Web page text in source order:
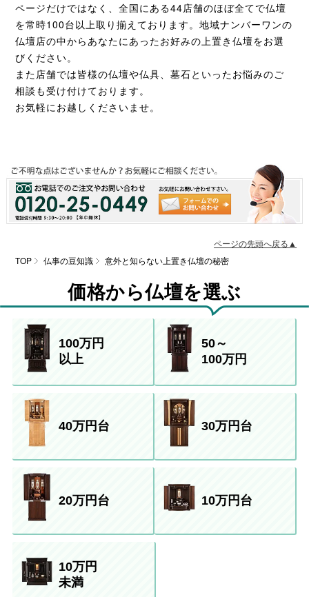
ページだけではなく、全国にある44店舗のほぼ全てで仏壇
を常時100台以上取り揃えております。地域ナンバーワンの
仏壇店の中からあなたにあったお好みの上置き仏壇をお選
びください。
また店舗では皆様の仏壇や仏具、墓石といったお悩みのご
相談も受け付けております。
お気軽にお越しくださいませ。
ページの先頭へ戻る▲
TOP
仏事の豆知識 意外と知らない上置き仏壇の秘密
価格から仏壇を選ぶ
100万円
以上
50～
100万円
40万円台 30万円台
20万円台 10万円台
10万円
未満